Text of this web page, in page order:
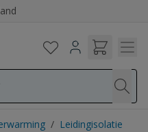
/ Leidingisolatie